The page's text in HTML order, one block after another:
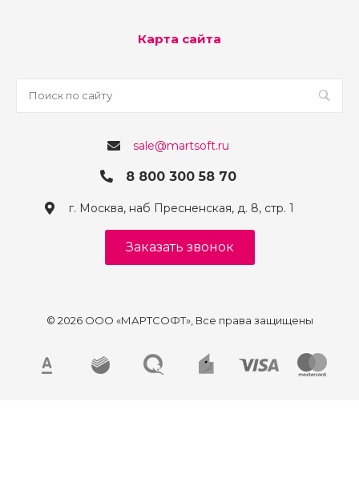
Карта сайта
sale@martsoft.ru
8 800 300 58 70
г. Москва, наб Пресненская, д. 8, стр. 1
Заказать звонок
© 2026 ООО «МАРТСОФТ», Все права защищены